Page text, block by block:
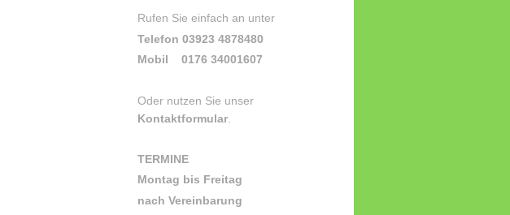
Rufen Sie einfach an unter
Telefon 03923 4878480
Mobil 0176 34001607
Oder nutzen Sie unser
Kontaktformular.
TERMINE
Montag bis Freitag
nach Vereinbarung